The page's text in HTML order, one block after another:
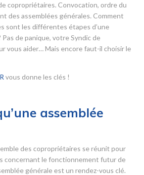
copropriétaires. Convocation, ordre du
des assemblées générales. Comment
sont les différentes étapes d’une
de panique, votre Syndic de
vous aider… Mais encore faut-il choisir le
vous donne les clés !
assemblée
des copropriétaires se réunit pour
concernant le fonctionnement futur de
générale est un rendez-vous clé.